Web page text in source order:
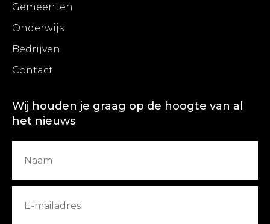
Gemeenten
Onderwijs
Bedrijven
Contact
Wij houden je graag op de hoogte van al
het nieuws